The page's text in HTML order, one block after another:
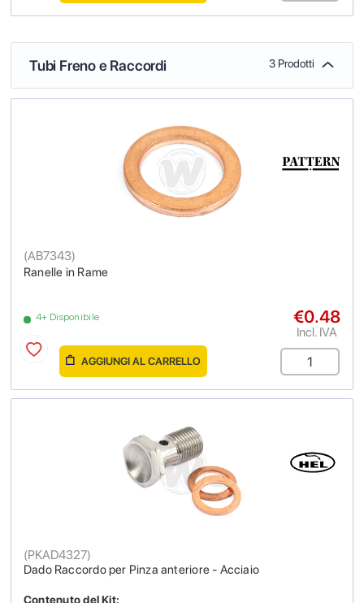
Tubi Freno e Raccordi 3 Prodotti
Ranelle in Rame
(AB7343)
4+ Disponibile €0.48
Incl. IVA
AGGIUNGI AL CARRELLO
Dado Raccordo per Pinza anteriore - Acciaio
(PKAD4327)
Contenuto del Kit: